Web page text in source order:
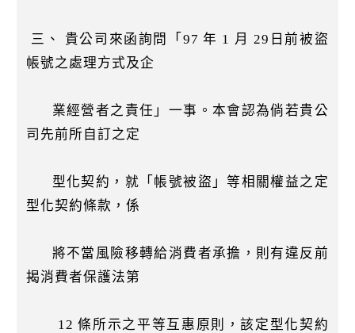
三、 貴公司來函詢問「97 年 1 月 29日前被盜
帳號之處理方式及企
業經營者之責任」一事。本會認為倘若貴公
司先前所自訂之定
型化契約，就「帳號被盜」等相關權益之定
型化契約條款，係
將不當風險移轉給消費者承擔，則有違反前
揭消費者保護法第
12 條所示之平等互惠原則，該定型化契約